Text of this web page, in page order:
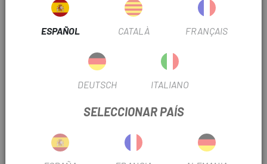
proporciona un rendimiento fiable. El aspa de disco de
capas de acero inoxidable, aluminio y acero inoxidable,
pasar de 400 °C a 300 °C de temperatura superficial.
aleta de radiador ofrecen una larga vida útil de la pastilla,
por sobrecalentamiento y un peso ligero.
- Pastillas ICE TECHNOLOGY:
ESPAÑOL CATALÀ FRANÇAIS
DEUTSCH ITALIANO
SELECCIONAR PAÍS